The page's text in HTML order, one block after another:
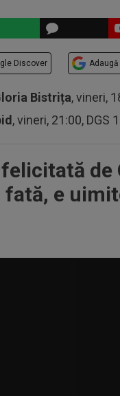
Discover Adaugă
Bistrița, vineri,
, vineri, 21:00, DGS 1
de
fată, e